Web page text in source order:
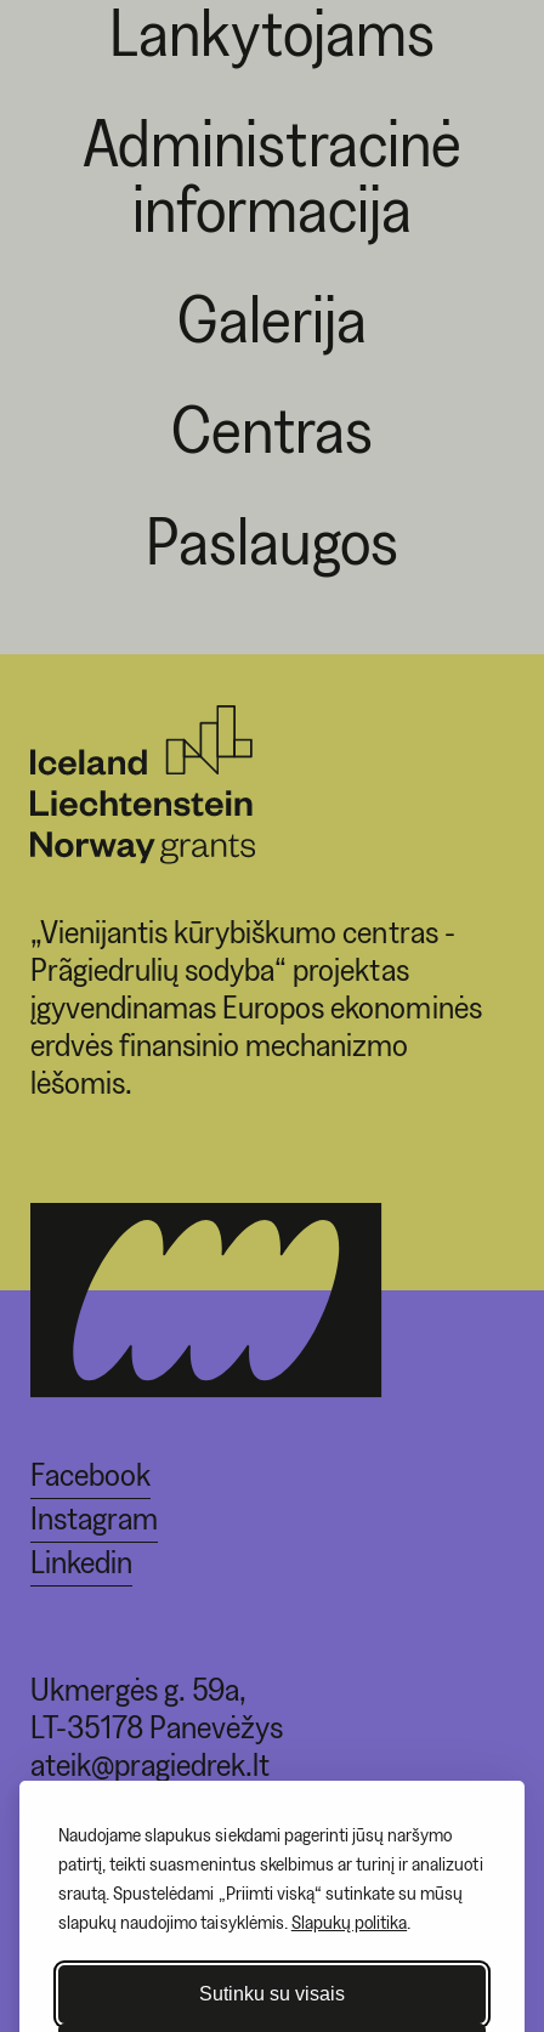
Naudojame slapukus siekdami pagerinti jūsų naršymo
patirtį, teikti suasmenintus skelbimus ar turinį ir analizuoti
srautą. Spustelėdami „Priimti viską“ sutinkate su mūsų
slapukų naudojimo taisyklėmis. Slapukų politika
Sutinku su visais
Lankytojams
Administracinė
informacija
Galerija
Centras
Paslaugos
„Vienijantis kūrybiškumo centras -
Prãgiedrulių sodyba“ projektas
įgyvendinamas Europos ekonominės
erdvės finansinio mechanizmo
lėšomis.
Facebook
Instagram
Linkedin
Ukmergės g. 59a,
LT-35178 Panevėžys
ateik@pragiedrek.lt
I - nedirbame
II-V 10:00-20:00
VI - 12:00-17:00
VII - 12:00-17:00